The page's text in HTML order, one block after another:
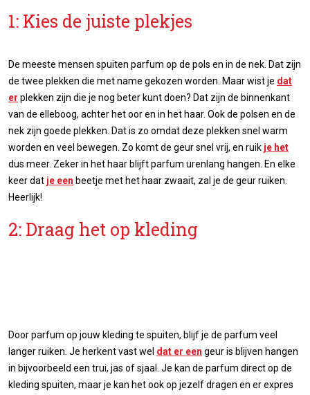
1: Kies de juiste plekjes
De meeste mensen spuiten parfum op de pols en in de nek. Dat zijn
de twee plekken die met name gekozen worden. Maar wist je dat
er plekken zijn die je nog beter kunt doen? Dat zijn de binnenkant
van de elleboog, achter het oor en in het haar. Ook de polsen en de
nek zijn goede plekken. Dat is zo omdat deze plekken snel warm
worden en veel bewegen. Zo komt de geur snel vrij, en ruik je het
dus meer. Zeker in het haar blijft parfum urenlang hangen. En elke
keer dat je een beetje met het haar zwaait, zal je de geur ruiken.
Heerlijk!
2: Draag het op kleding
Door parfum op jouw kleding te spuiten, blijf je de parfum veel
langer ruiken. Je herkent vast wel dat er een geur is blijven hangen
in bijvoorbeeld een trui, jas of sjaal. Je kan de parfum direct op de
kleding spuiten, maar je kan het ook op jezelf dragen en er expres